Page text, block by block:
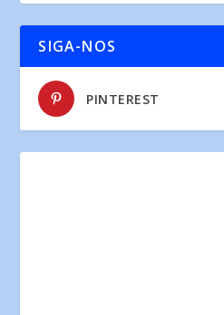
SIGA-NOS
PINTEREST